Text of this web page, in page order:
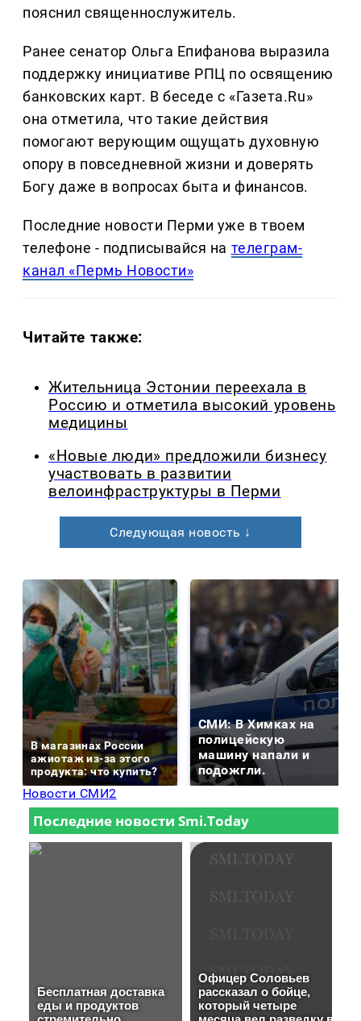
пояснил священнослужитель.
Ранее сенатор Ольга Епифанова выразила
поддержку инициативе РПЦ по освящению
банковских карт. В беседе с «Газета.Ru»
она отметила, что такие действия
помогают верующим ощущать духовную
опору в повседневной жизни и доверять
Богу даже в вопросах быта и финансов.
Последние новости Перми уже в твоем
телефоне - подписывайся на телеграм-
канал «Пермь Новости»
Читайте также:
Жительница Эстонии переехала в
Россию и отметила высокий уровень
медицины
«Новые люди» предложили бизнесу
участвовать в развитии
велоинфраструктуры в Перми
Следующая новость ↓
В магазинах России
ажиотаж из-за этого
продукта: что купить?
СМИ: В Химках на
полицейскую
машину напали и
подожгли.
Новости СМИ2